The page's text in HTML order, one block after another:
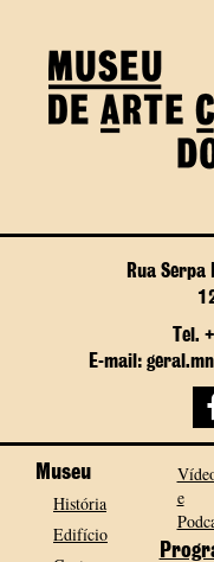
Rua
E-mail:
Museu
História
Edifício
e